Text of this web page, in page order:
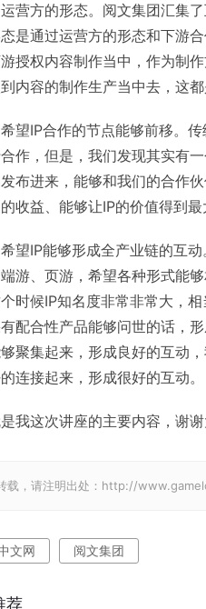
营方的形态。阅文集团汇集
是通过运营方的形态和下游
授权内容制作当中，作为制
内容的制作生产当中去，这都
望IP合作的节点能够前移。
作，但是，我们发现其实有
布进来，能够和我们的合作
收益、能够让IP的价值得到最
望IP能够形成全产业链的互
游、页游，希望各种形式能
时候IP知名度非常非常大，
配合性产品能够问世的话，
聚集起来，形成良好的互动
连接起来，形成很好的互动。
我这次讲座的主要内容，谢
载，请注明出处：http://
文网 阅文集团
荐